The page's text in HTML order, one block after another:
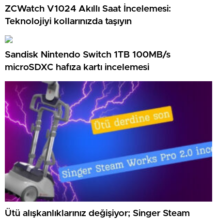
ZCWatch V1024 Akıllı Saat İncelemesi:
Teknolojiyi kollarınızda taşıyın
Sandisk Nintendo Switch 1TB 100MB/s
microSDXC hafıza kartı incelemesi
Ütü alışkanlıklarınız değişiyor; Singer Steam